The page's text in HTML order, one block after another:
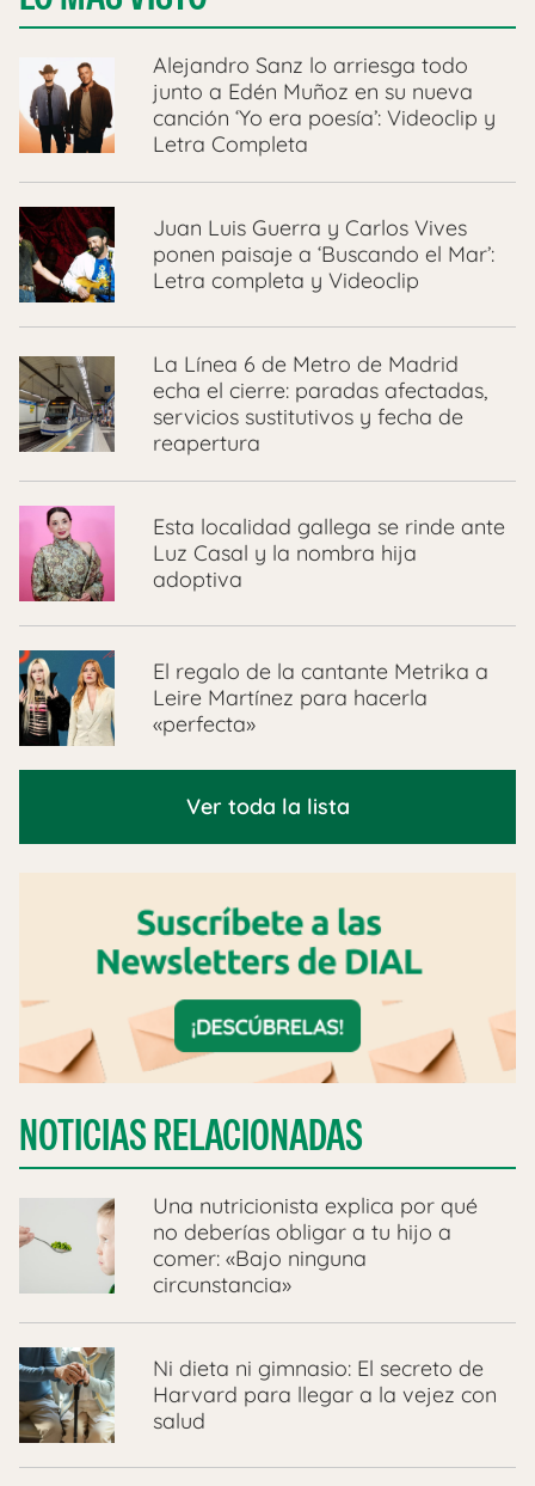
Alejandro Sanz lo arriesga todo
junto a Edén Muñoz en su nueva
canción ‘Yo era poesía’: Videoclip y
Letra Completa
Juan Luis Guerra y Carlos Vives
ponen paisaje a ‘Buscando el Mar’:
Letra completa y Videoclip
La Línea 6 de Metro de Madrid
echa el cierre: paradas afectadas,
servicios sustitutivos y fecha de
reapertura
Esta localidad gallega se rinde ante
Luz Casal y la nombra hija
adoptiva
El regalo de la cantante Metrika a
Leire Martínez para hacerla
«perfecta»
Ver toda la lista
NOTICIAS RELACIONADAS
Una nutricionista explica por qué
no deberías obligar a tu hijo a
comer: «Bajo ninguna
circunstancia»
Ni dieta ni gimnasio: El secreto de
Harvard para llegar a la vejez con
salud